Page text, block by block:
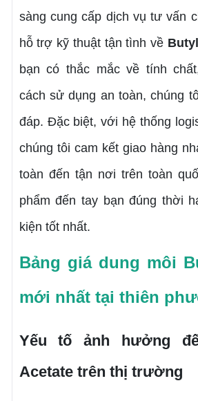
sàng cung cấp dịch vụ tư vấn
hỗ trợ kỹ thuật tận tình về
bạn có thắc mắc về tính
cách sử dụng an toàn, chúng
đáp. Đặc biệt, với hệ thống
chúng tôi cam kết giao hàng
toàn đến tận nơi trên toàn
phẩm đến tay bạn đúng thời
kiện tốt nhất.
Bảng giá dung môi
mới nhất tại thiên
Yếu tố ảnh hưởng
Acetate trên thị trường